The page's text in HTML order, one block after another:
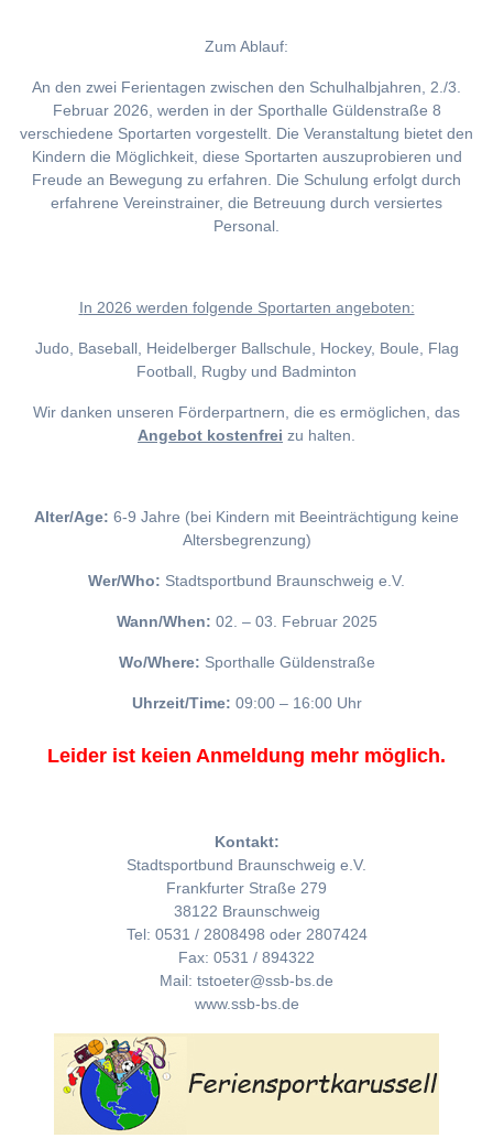
Zum Ablauf:
An den zwei Ferientagen zwischen den Schulhalbjahren, 2./3.
Februar 2026, werden in der Sporthalle Güldenstraße 8
verschiedene Sportarten vorgestellt. Die Veranstaltung bietet den
Kindern die Möglichkeit, diese Sportarten auszuprobieren und
Freude an Bewegung zu erfahren. Die Schulung erfolgt durch
erfahrene Vereinstrainer, die Betreuung durch versiertes
Personal.
In 2026 werden folgende Sportarten angeboten:
Judo, Baseball, Heidelberger Ballschule, Hockey, Boule, Flag
Football, Rugby und Badminton
Wir danken unseren Förderpartnern, die es ermöglichen, das
Angebot kostenfrei zu halten.
Alter/Age: 6-9 Jahre (bei Kindern mit Beeinträchtigung keine
Altersbegrenzung)
Wer/Who: Stadtsportbund Braunschweig e.V.
Wann/When: 02. – 03. Februar 2025
Wo/Where: Sporthalle Güldenstraße
Uhrzeit/Time: 09:00 – 16:00 Uhr
Leider ist keien Anmeldung mehr möglich.
Kontakt:
Stadtsportbund Braunschweig e.V.
Frankfurter Straße 279
38122 Braunschweig
Tel: 0531 / 2808498 oder 2807424
Fax: 0531 / 894322
Mail: tstoeter@ssb-bs.de
www.ssb-bs.de